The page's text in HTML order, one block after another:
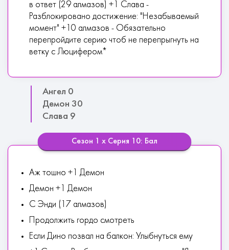
в ответ (29 алмазов) +1 Слава -
Разблокировано достижение: "Незабываемый
момент" +10 алмазов - Обязательно
перепройдите серию чтоб не перепрыгнуть на
ветку с Люцифером*
Ангел 0
Демон 30
Слава 9
Сезон 1 х Серия 10: Бал
Аж тошно +1 Демон
Демон +1 Демон
С Энди (17 алмазов)
Продолжить гордо смотреть
Если Дино позвал на балкон: Улыбнуться ему